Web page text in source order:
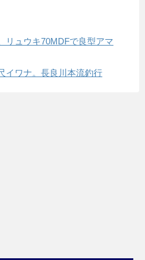
リュウキ70MDFで良型アマ
イワナ。長良川本流釣行